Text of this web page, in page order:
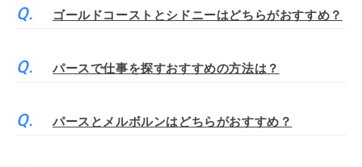
ゴールドコーストとシドニーはどちらがおすすめ？
パースで仕事を探すおすすめの方法は？
パースとメルボルンはどちらがおすすめ？